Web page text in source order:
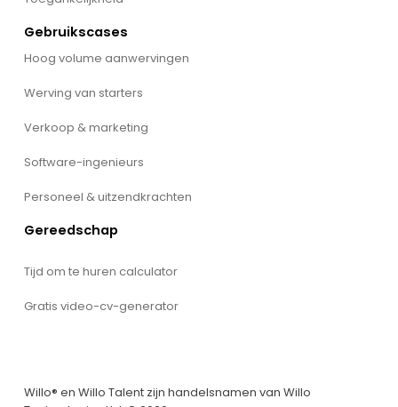
Gebruikscases
Hoog volume aanwervingen
Werving van starters
Verkoop & marketing
Software-ingenieurs
Personeel & uitzendkrachten
Gereedschap
Tijd om te huren calculator
Gratis video-cv-generator
Willo® en Willo Talent zijn handelsnamen van Willo